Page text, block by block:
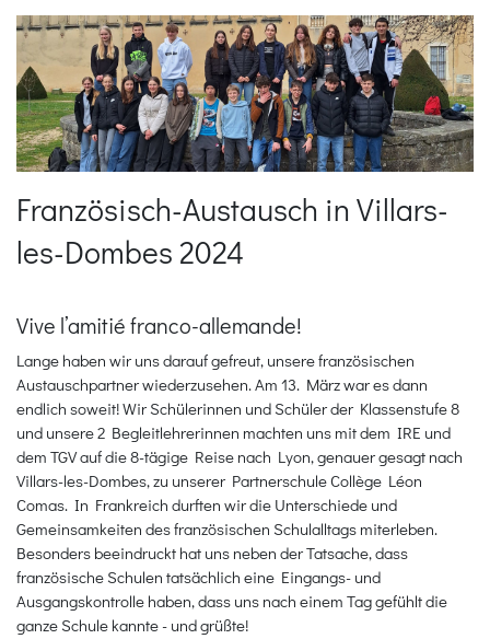
Französisch-Austausch in Villars-
les-Dombes 2024
Vive l’amitié franco-allemande!
Lange haben wir uns darauf gefreut, unsere französischen
Austauschpartner wiederzusehen. Am 13. März war es dann
endlich soweit! Wir Schülerinnen und Schüler der Klassenstufe 8
und unsere 2 Begleitlehrerinnen machten uns mit dem IRE und
dem TGV auf die 8-tägige Reise nach Lyon, genauer gesagt nach
Villars-les-Dombes, zu unserer Partnerschule Collège Léon
Comas. In Frankreich durften wir die Unterschiede und
Gemeinsamkeiten des französischen Schulalltags miterleben.
Besonders beeindruckt hat uns neben der Tatsache, dass
französische Schulen tatsächlich eine Eingangs- und
Ausgangskontrolle haben, dass uns nach einem Tag gefühlt die
ganze Schule kannte - und grüßte!